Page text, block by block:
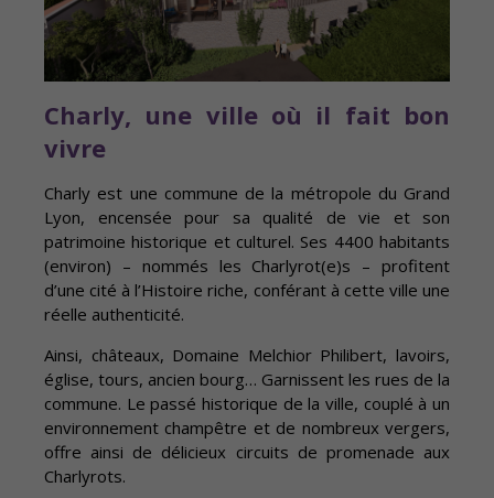
Charly, une ville où il fait bon
vivre
Charly est une commune de la métropole du Grand
Lyon, encensée pour sa qualité de vie et son
patrimoine historique et culturel. Ses 4400 habitants
(environ) – nommés les Charlyrot(e)s – profitent
d’une cité à l’Histoire riche, conférant à cette ville une
réelle authenticité.
Ainsi, châteaux, Domaine Melchior Philibert, lavoirs,
église, tours, ancien bourg… Garnissent les rues de la
commune. Le passé historique de la ville, couplé à un
environnement champêtre et de nombreux vergers,
offre ainsi de délicieux circuits de promenade aux
Charlyrots.